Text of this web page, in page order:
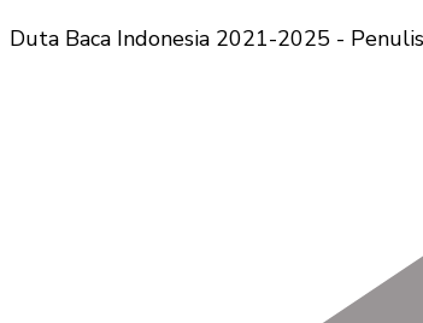
Duta Baca Indonesia 2021-2025 -